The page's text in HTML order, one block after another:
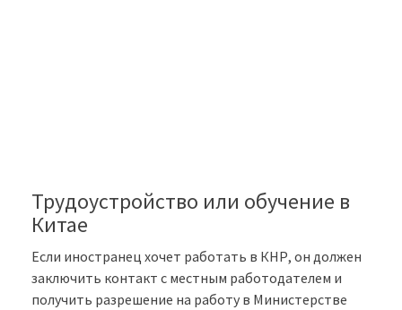
Трудоустройство или обучение в
Китае
Если иностранец хочет работать в КНР, он должен
заключить контакт с местным работодателем и
получить разрешение на работу в Министерстве